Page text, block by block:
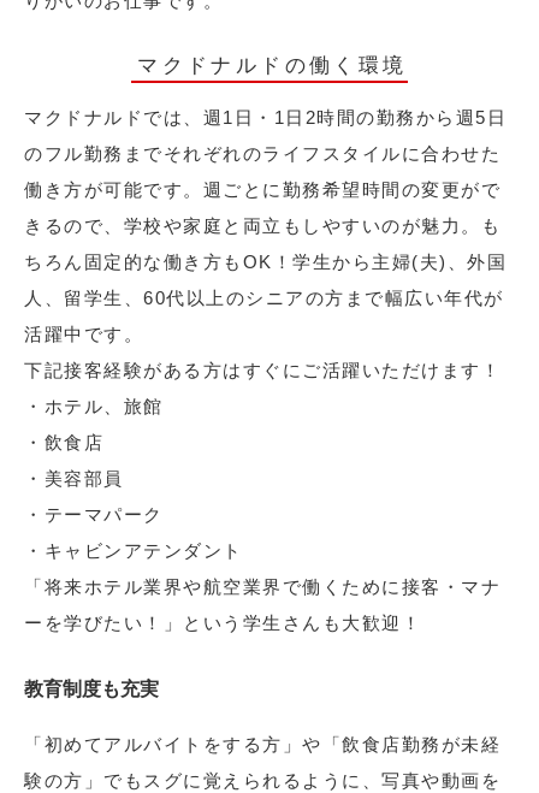
マクドナルドの働く環境
マクドナルドでは、週1日・1日2時間の勤務から週5日
のフル勤務までそれぞれのライフスタイルに合わせた
働き方が可能です。週ごとに勤務希望時間の変更がで
きるので、学校や家庭と両立もしやすいのが魅力。も
ちろん固定的な働き方もOK！学生から主婦(夫)、外国
人、留学生、60代以上のシニアの方まで幅広い年代が
活躍中です。
下記接客経験がある方はすぐにご活躍いただけます！
・ホテル、旅館
・飲食店
・美容部員
・テーマパーク
・キャビンアテンダント
「将来ホテル業界や航空業界で働くために接客・マナ
ーを学びたい！」という学生さんも大歓迎！
教育制度も充実
「初めてアルバイトをする方」や「飲食店勤務が未経
験の方」でもスグに覚えられるように、写真や動画を